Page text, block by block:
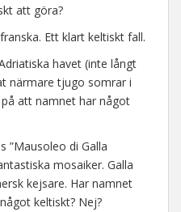
att göra?
Ett klart keltiskt fall.
havet (inte långt
närmare tjugo somrar i
att namnet har något
”Mausoleo di Galla
mosaiker. Galla
kejsare. Har namnet
keltiskt? Nej?